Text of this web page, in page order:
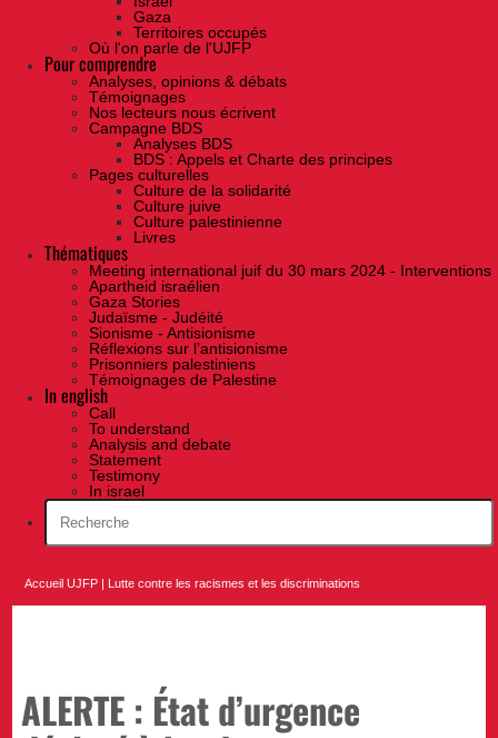
Gaza
Territoires occupés
Où l'on parle de l'UJFP
Pour comprendre
Analyses, opinions & débats
Témoignages
Nos lecteurs nous écrivent
Campagne BDS
Analyses BDS
BDS : Appels et Charte des principes
Pages culturelles
Culture de la solidarité
Culture juive
Culture palestinienne
Livres
Thématiques
Meeting international juif du 30 mars 2024 - Interventions
Apartheid israélien
Gaza Stories
Judaïsme - Judéité
Sionisme - Antisionisme
Réflexions sur l’antisionisme
Prisonniers palestiniens
Témoignages de Palestine
In english
Call
To understand
Analysis and debate
Statement
Testimony
In israel
Accueil UJFP Lutte contre les racismes et les discriminations
ALERTE : État d’urgence